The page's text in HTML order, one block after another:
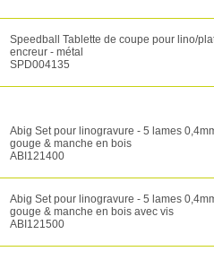
Speedball Tablette de coupe pour lino/
encreur - métal
SPD004135
Abig Set pour linogravure - 5 lames
gouge & manche en bois
ABI121400
Abig Set pour linogravure - 5 lames
gouge & manche en bois avec vis
ABI121500